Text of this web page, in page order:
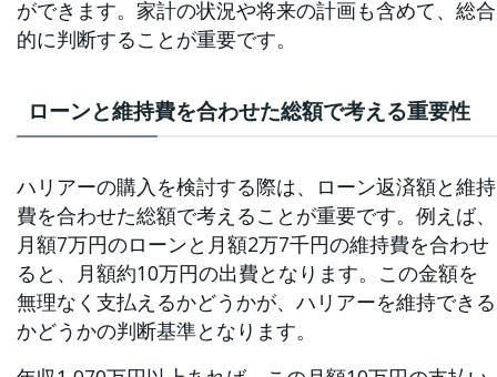
ができます。家計の状況や将来の計画も含めて、総合
的に判断することが重要です。
ローンと維持費を合わせた総額で考える重要性
ハリアーの購入を検討する際は、ローン返済額と維持
費を合わせた総額で考えることが重要です。例えば、
月額7万円のローンと月額2万7千円の維持費を合わせ
ると、月額約10万円の出費となります。この金額を
無理なく支払えるかどうかが、ハリアーを維持できる
かどうかの判断基準となります。